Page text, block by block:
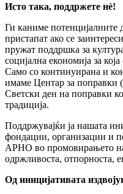
Исто така, поддржете нè!
Ги каниме потенцијалните
пристапат ако се
пружат поддршка за
социјална економија за
Само со континуирана и
имаме Центар за поправки
Светски ден на поправки
традиција.
Поддржувајќи ја нашата
фондации, организации и
АРНО во промовирањето
одржливоста, отпорноста,
Од иницијативата